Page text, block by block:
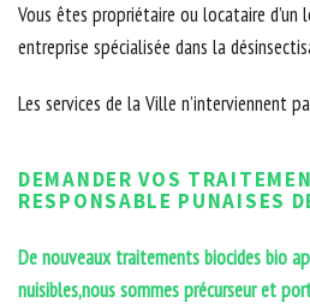
Vous êtes propriétaire ou locataire
entreprise spécialisée dans la
Les services de la Ville n’interviennent
DEMANDER VOS
RESPONSABLE PUNAISES
De nouveaux traitements biocides bio
nuisibles,nous sommes précurseur et